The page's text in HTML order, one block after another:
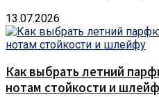
13.07.2026
Как выбрать летний
нотам стойкости и